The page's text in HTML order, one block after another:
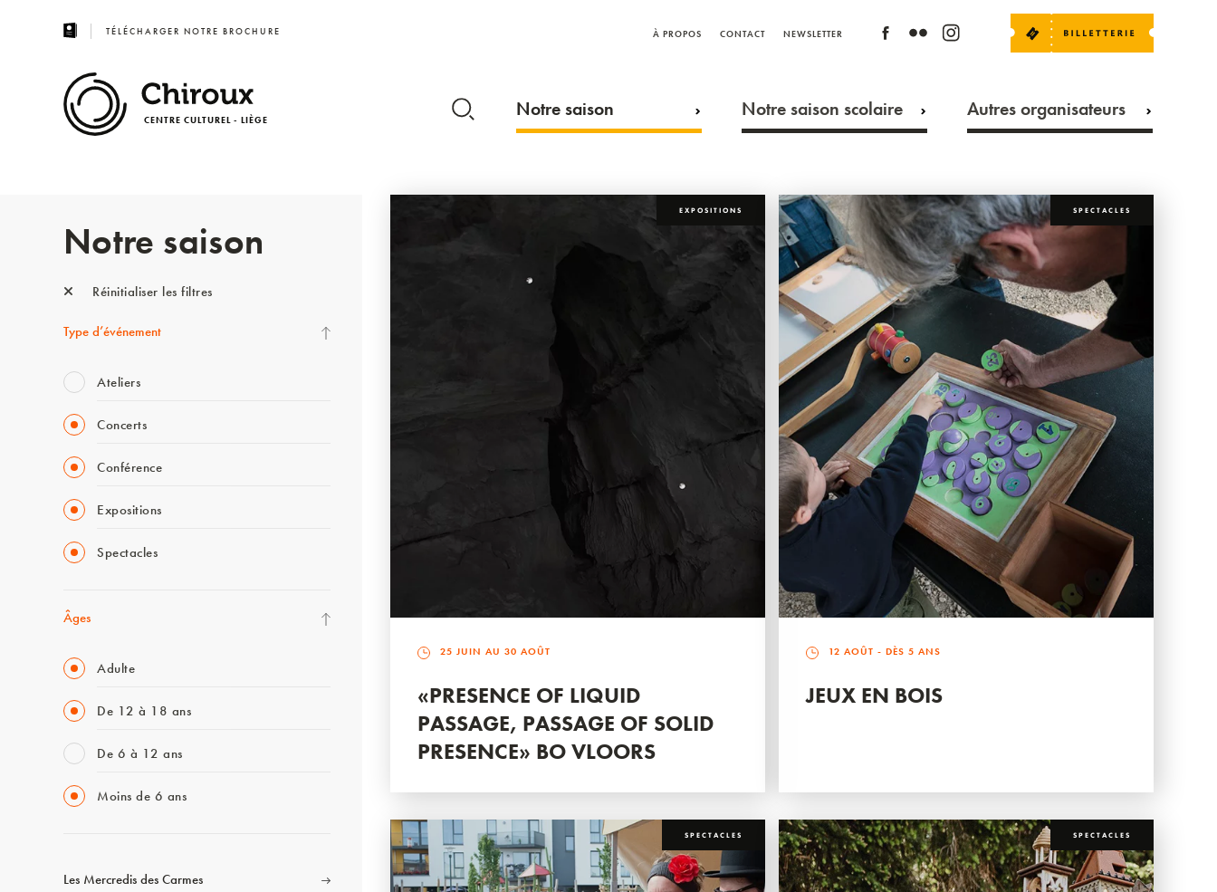
TÉLÉCHARGER NOTRE BROCHURE À PROPOS CONTACT NEWSLETTER
CENTRE CULTUREL - LIÈGE Notre saison Notre saison scolaire Autres organisateurs
Notre saison
Réinitialiser les filtres
Type d’événement
Ateliers
Concerts
Conférence
Expositions
Spectacles
Âges
Adulte
De 12 à 18 ans
De 6 à 12 ans
Moins de 6 ans
Les Mercredis des Carmes
EXPOSITIONS
25 JUIN AU 30 AOÛT
«PRESENCE OF LIQUID
PASSAGE, PASSAGE OF SOLID
PRESENCE» BO VLOORS
SPECTACLES
12 AOÛT - DÈS 5 ANS
JEUX EN BOIS
SPECTACLES SPECTACLES